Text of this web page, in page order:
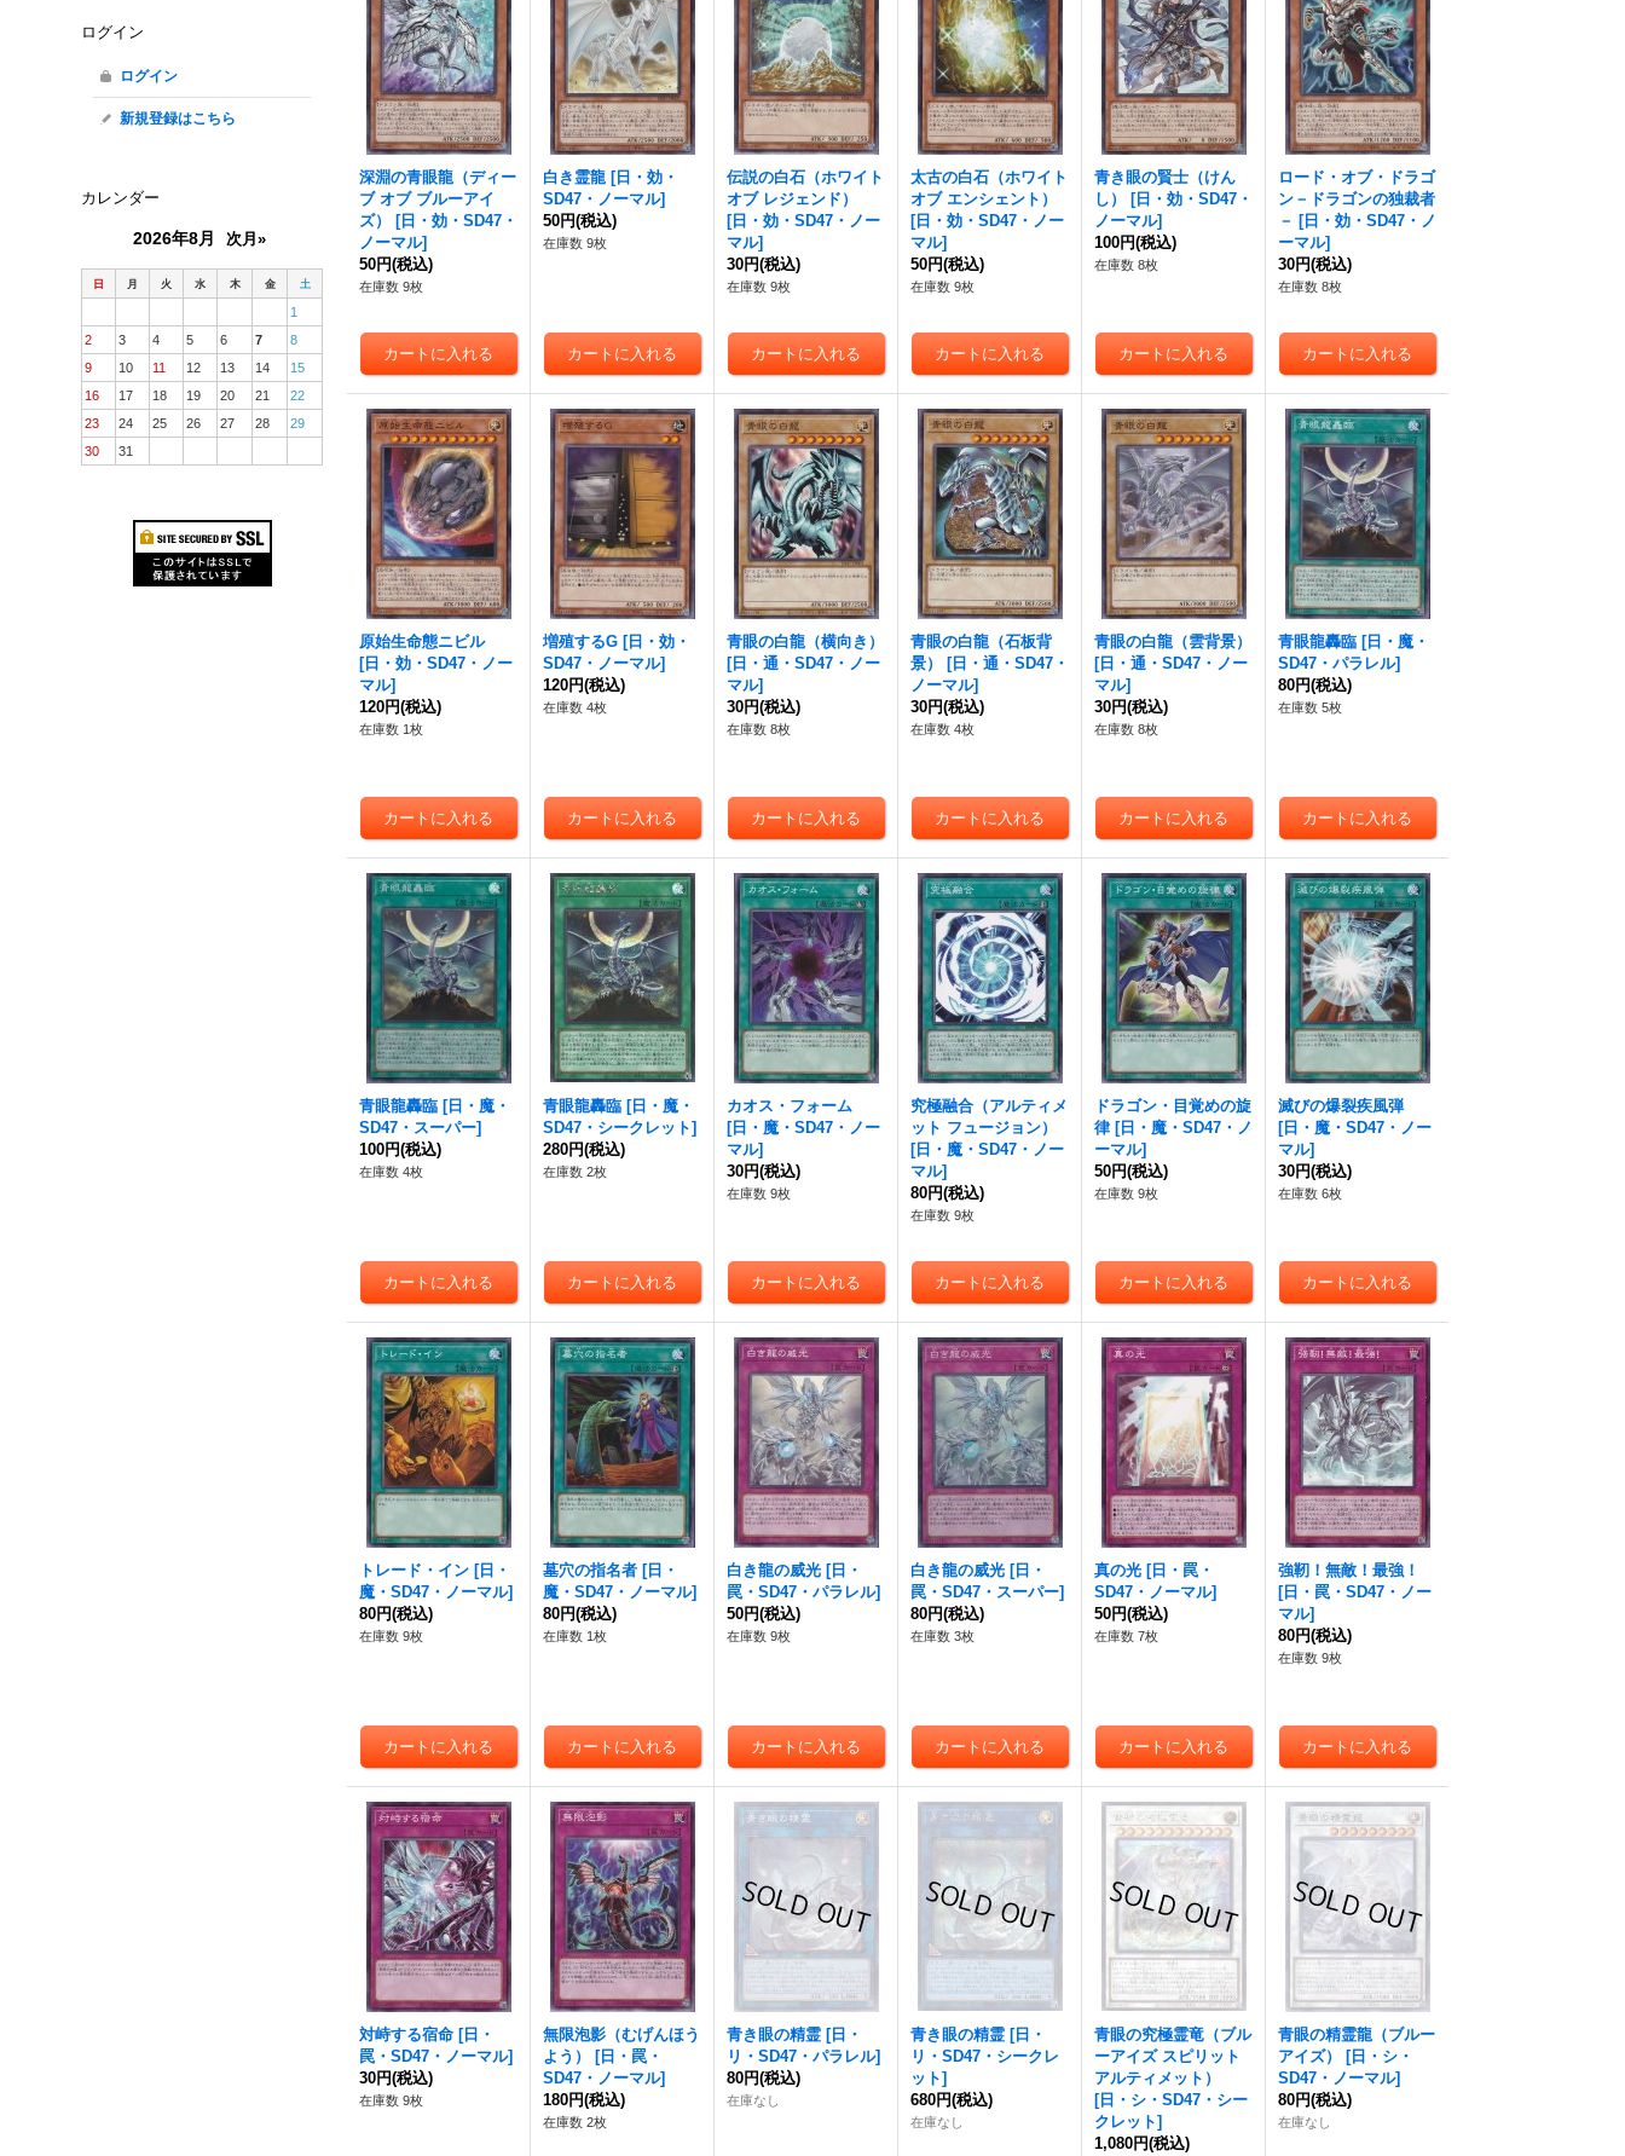
ログイン
ログイン
新規登録はこちら
カレンダー
2026年8月 次月»
日 月 火 水 木 金 土
1
2
3 4 5 6 7
8
9
10 11 12 13 14
15
16
17 18 19 20 21
22
23
24 25 26 27 28
29
30
31
深淵の青眼龍（ディー
ブ オブ ブルーアイ
ズ）
[日・効・SD47・
ノーマル]
50円(税込)
在庫数 9枚
白き霊龍 [日・効・
SD47・ノーマル]
50円(税込)
在庫数 9枚
伝説の白石（ホワイト
オブ レジェンド）
[日・効・SD47・ノー
マル]
30円(税込)
在庫数 9枚
太古の白石（ホワイト
オブ エンシェント）
[日・効・SD47・ノー
マル]
50円(税込)
在庫数 9枚
青き眼の賢士（けん
し）
[日・効・SD47・
ノーマル]
100円(税込)
在庫数 8枚
ロード・オブ・ドラゴ
ン－ドラゴンの独裁者
－ [日・効・SD47・ノ
ーマル]
30円(税込)
在庫数 8枚
原始生命態ニビル
[日・効・SD47・ノー
マル]
120円(税込)
在庫数 1枚
増殖するG [日・効・
SD47・ノーマル]
120円(税込)
在庫数 4枚
青眼の白龍（横向き）
[日・通・SD47・ノー
マル]
30円(税込)
在庫数 8枚
青眼の白龍（石板背
景）
[日・通・SD47・
ノーマル]
30円(税込)
在庫数 4枚
青眼の白龍（雲背景）
[日・通・SD47・ノー
マル]
30円(税込)
在庫数 8枚
青眼龍轟臨 [日・魔・
SD47・パラレル]
80円(税込)
在庫数 5枚
青眼龍轟臨 [日・魔・
SD47・スーパー]
100円(税込)
在庫数 4枚
青眼龍轟臨 [日・魔・
SD47・シークレット]
280円(税込)
在庫数 2枚
カオス・フォーム
[日・魔・SD47・ノー
マル]
30円(税込)
在庫数 9枚
究極融合（アルティメ
ット フュージョン）
[日・魔・SD47・ノー
マル]
80円(税込)
在庫数 9枚
ドラゴン・目覚めの旋
律 [日・魔・SD47・ノ
ーマル]
50円(税込)
在庫数 9枚
滅びの爆裂疾風弾
[日・魔・SD47・ノー
マル]
30円(税込)
在庫数 6枚
トレード・イン [日・
魔・SD47・ノーマル]
80円(税込)
在庫数 9枚
墓穴の指名者 [日・
魔・SD47・ノーマル]
80円(税込)
在庫数 1枚
白き龍の威光 [日・
罠・SD47・パラレル]
50円(税込)
在庫数 9枚
白き龍の威光 [日・
罠・SD47・スーパー]
80円(税込)
在庫数 3枚
真の光 [日・罠・
SD47・ノーマル]
50円(税込)
在庫数 7枚
強靭！無敵！最強！
[日・罠・SD47・ノー
マル]
80円(税込)
在庫数 9枚
対峙する宿命 [日・
罠・SD47・ノーマル]
30円(税込)
在庫数 9枚
無限泡影（むげんほう
よう）
[日・罠・
SD47・ノーマル]
180円(税込)
在庫数 2枚
青き眼の精霊 [日・
リ・SD47・パラレル]
80円(税込)
在庫なし
青き眼の精霊 [日・
リ・SD47・シークレ
ット]
680円(税込)
在庫なし
青眼の究極霊竜（ブル
ーアイズ スピリット
アルティメット）
[日・シ・SD47・シー
クレット]
1,080円(税込)
青眼の精霊龍（ブルー
アイズ）
[日・シ・
SD47・ノーマル]
80円(税込)
在庫なし